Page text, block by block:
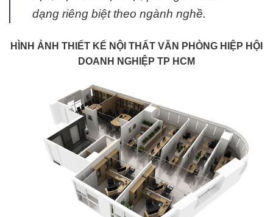
dạng riêng biệt theo ngành nghề.
HÌNH ẢNH THIẾT KẾ NỘI THẤT VĂN PHÒNG HIỆP HỘI
DOANH NGHIỆP TP HCM